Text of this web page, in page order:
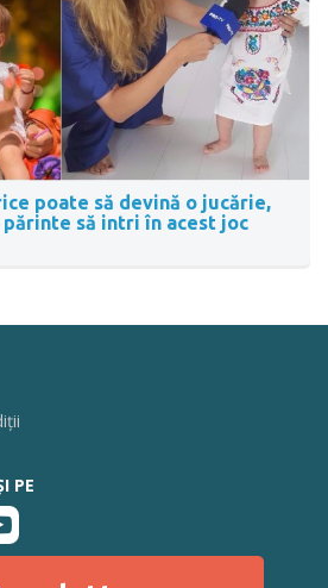
poate să devină o jucărie,
părinte să intri în acest joc
PE